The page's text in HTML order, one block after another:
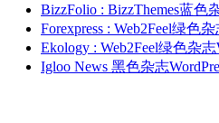
BizzFolio : BizzThemes蓝色
Forexpress : Web2Feel绿色
Ekology : Web2Feel绿色杂
Igloo News 黑色杂志